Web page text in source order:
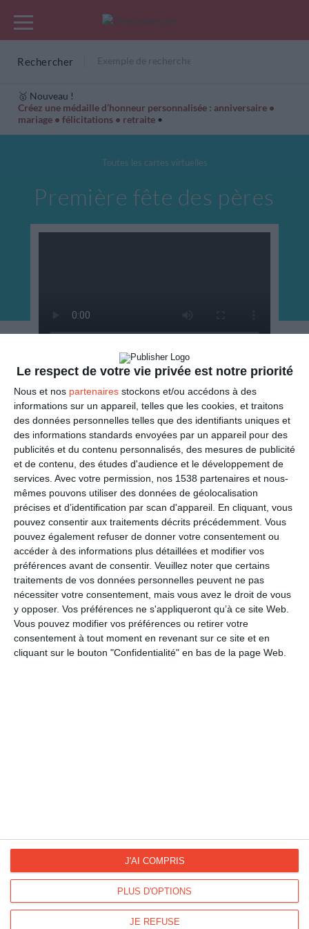
Le respect de votre vie privée est notre priorité
Nous et nos partenaires stockons et/ou accédons à des
informations sur un appareil, telles que les cookies, et traitons
des données personnelles telles que des identifiants uniques et
des informations standards envoyées par un appareil pour des
publicités et du contenu personnalisés, des mesures de publicité
et de contenu, des études d'audience et le développement de
services. Avec votre permission, nos 1538 partenaires et nous-
mêmes pouvons utiliser des données de géolocalisation
précises et d’identification par scan d'appareil. En cliquant, vous
pouvez consentir aux traitements décrits précédemment. Vous
pouvez également refuser de donner votre consentement ou
accéder à des informations plus détaillées et modifier vos
préférences avant de consentir. Veuillez noter que certains
traitements de vos données personnelles peuvent ne pas
nécessiter votre consentement, mais vous avez le droit de vous
y opposer. Vos préférences ne s'appliqueront qu’à ce site Web.
Vous pouvez modifier vos préférences ou retirer votre
consentement à tout moment en revenant sur ce site et en
cliquant sur le bouton "Confidentialité" en bas de la page Web.
PLUS D'OPTIONS
JE REFUSE
J'AI COMPRIS
Rechercher
🥇 Nouveau !
Créez une médaille d’honneur personnalisée : anniversaire •
mariage • félicitations • retraite •
Cartes Hiver Cadeaux années de naissance
Toutes les cartes virtuelles
Première fête des pères
ENVOYER
Mail(GRATUIT)
SMS(1,80€, en France)
PARTAGER
Facebook, Twitter, WhatsApp, ...
VOIR D'AUTRES CARTES DANS
LA CATÉGORIE
Fête des Pères
anniversaire, amour, amitié, fêtes...
Pour connaître les dates des fêtes, découvrez le